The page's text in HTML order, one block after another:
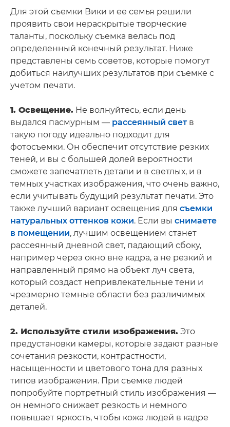
Для этой съемки Вики и ее семья решили
проявить свои нераскрытые творческие
таланты, поскольку съемка велась под
определенный конечный результат. Ниже
представлены семь советов, которые помогут
добиться наилучших результатов при съемке с
учетом печати.
1. Освещение. Не волнуйтесь, если день
выдался пасмурным — рассеянный светв
такую погоду идеально подходит для
фотосъемки. Он обеспечит отсутствие резких
теней, и вы с большей долей вероятности
сможете запечатлеть детали и в светлых, и в
темных участках изображения, что очень важно,
если учитывать будущий результат печати. Это
также лучший вариант освещения для съемки
натуральных оттенков кожи. Если вы снимаете
в помещении, лучшим освещением станет
рассеянный дневной свет, падающий сбоку,
например через окно вне кадра, а не резкий и
направленный прямо на объект луч света,
который создаст непривлекательные тени и
чрезмерно темные области без различимых
деталей.
2. Используйте стили изображения. Это
предустановки камеры, которые задают разные
сочетания резкости, контрастности,
насыщенности и цветового тона для разных
типов изображения. При съемке людей
попробуйте портретный стиль изображения —
он немного снижает резкость и немного
повышает яркость, чтобы кожа людей в кадре